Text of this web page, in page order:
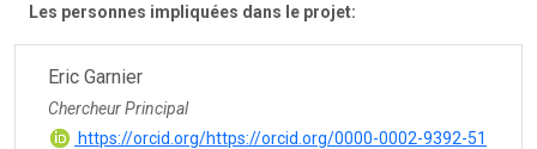
Les personnes impliquées dans le projet:
Eric Garnier
Chercheur Principal
https://orcid.org/https://orcid.org/0000-0002-9392-51